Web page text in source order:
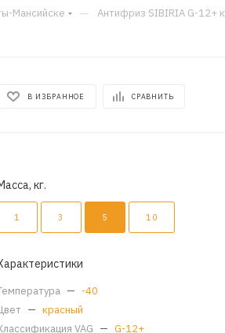
Мансийске — Антифриз SIBIRIA G-12+
В ИЗБРАННОЕ СРАВНИТЬ
кг.
1 3 5 10
— -40
— красный
VAG — G-12+